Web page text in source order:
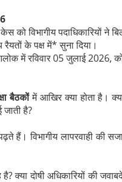
विभागीय पदाधिकारियों ने
के पक्ष में* सुना दिया।
में रविवार 05 जुलाई 2026,
बैठकोंमें आखिर क्या होता है।
जाती है?
हैं। विभागीय लापरवाही की
क्या दोषी अधिकारियों की